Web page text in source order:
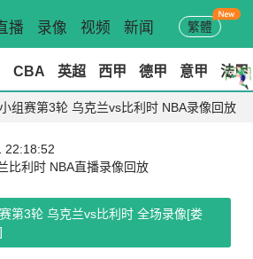
播 录像 视频 新闻 繁體
CBA 英超 西甲 德甲 意甲 法甲
组赛第3轮 乌克兰vs比利时 NBA录像回放
22:18:52
比利时 NBA直播录像回放
第3轮 乌克兰vs比利时 全场录像[娄